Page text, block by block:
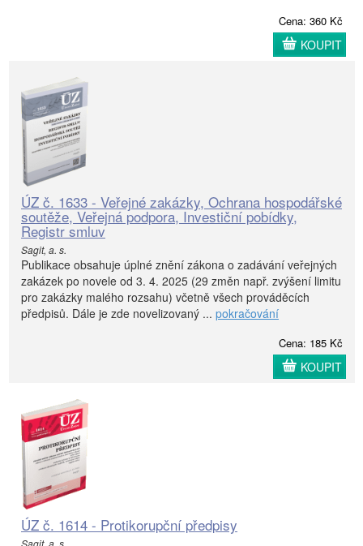
Cena: 360 Kč
KOUPIT
ÚZ č. 1633 - Veřejné zakázky, Ochrana hospodářské
soutěže, Veřejná podpora, Investiční pobídky,
Registr smluv
Sagit, a. s.
Publikace obsahuje úplné znění zákona o zadávání veřejných
zakázek po novele od 3. 4. 2025 (29 změn např. zvýšení limitu
pro zakázky malého rozsahu) včetně všech prováděcích
předpisů. Dále je zde novelizovaný ... pokračování
Cena: 185 Kč
KOUPIT
ÚZ č. 1614 - Protikorupční předpisy